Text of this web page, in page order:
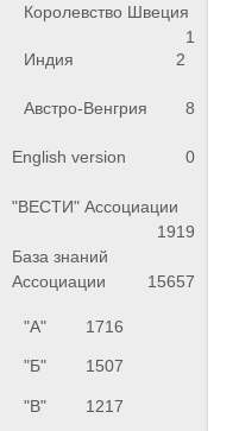
Королевство Швеция
1
Индия
2
Австро-Венгрия 8
English version 0
"ВЕСТИ" Ассоциации
1919
База знаний
Ассоциации
15657
"А" 1716
"Б" 1507
"В" 1217